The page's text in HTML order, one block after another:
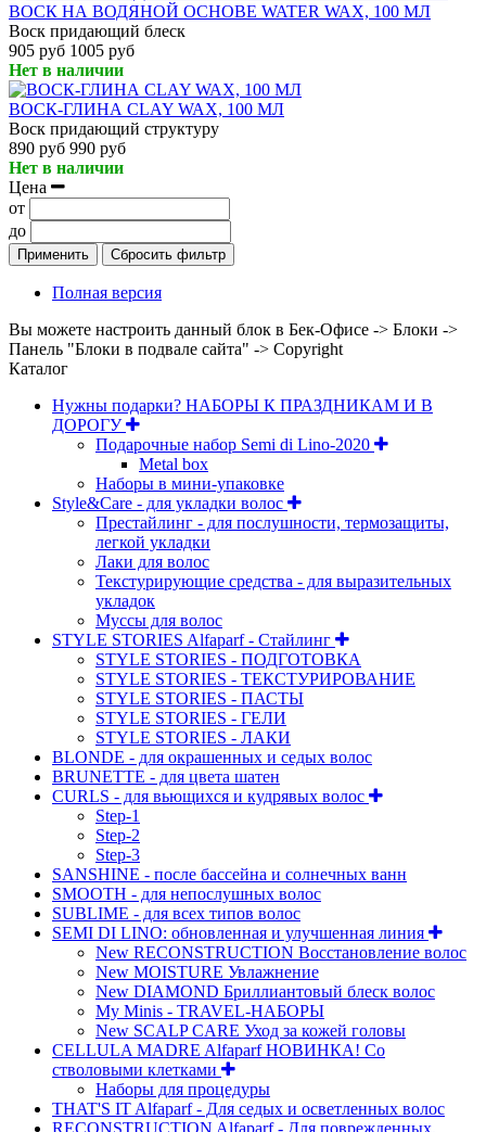
ВОСК НА ВОДЯНОЙ ОСНОВЕ WATER WAX, 100 МЛ
Воск придающий блеск
905 руб 1005 руб
Нет в наличии
ВОСК-ГЛИНА CLAY WAX, 100 МЛ
Воск придающий структуру
890 руб 990 руб
Нет в наличии
Цена
от
до
Применить Сбросить фильтр
Полная версия
Вы можете настроить данный блок в Бек-Офисе -> Блоки ->
Панель "Блоки в подвале сайта" -> Copyright
Каталог
Нужны подарки? НАБОРЫ К ПРАЗДНИКАМ И В
ДОРОГУ
Подарочные набор Semi di Lino-2020
Metal box
Наборы в мини-упаковке
Style&Care - для укладки волос
Престайлинг - для послушности, термозащиты,
легкой укладки
Лаки для волос
Текстурирующие средства - для выразительных
укладок
Муссы для волос
STYLE STORIES Alfaparf - Стайлинг
STYLE STORIES - ПОДГОТОВКА
STYLE STORIES - ТЕКСТУРИРОВАНИЕ
STYLE STORIES - ПАСТЫ
STYLE STORIES - ГЕЛИ
STYLE STORIES - ЛАКИ
BLONDE - для окрашенных и седых волос
BRUNETTE - для цвета шатен
CURLS - для вьющихся и кудрявых волос
Step-1
Step-2
Step-3
SANSHINE - после бассейна и солнечных ванн
SMOOTH - для непослушных волос
SUBLIME - для всех типов волос
SEMI DI LINO: обновленная и улучшенная линия
New RECONSTRUCTION Восстановление волос
New MOISTURE Увлажнение
New DIAMOND Бриллиантовый блеск волос
My Minis - TRAVEL-НАБОРЫ
New SCALP CARE Уход за кожей головы
CELLULA MADRE Alfaparf НОВИНКА! Со
стволовыми клетками
Наборы для процедуры
THAT'S IT Alfaparf - Для седых и осветленных волос
RECONSTRUCTION Alfaparf - Для поврежденных,